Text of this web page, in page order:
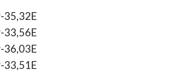
35,32E
33,56E
36,03E
33,51E